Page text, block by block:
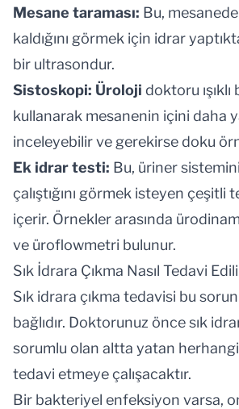
Mesane taraması: Bu,
kaldığını görmek için idrar
bir ultrasondur.
Sistoskopi: Üroloji doktoru ışıklı
kullanarak mesanenin içini daha
inceleyebilir ve gerekirse doku
Ek idrar testi: Bu, üriner
çalıştığını görmek isteyen çeşitli
içerir. Örnekler arasında
ve üroflowmetri bulunur.
Sık İdrara Çıkma Nasıl Tedavi
Sık idrara çıkma tedavisi bu
bağlıdır. Doktorunuz önce sık
sorumlu olan altta yatan
tedavi etmeye çalışacaktır.
Bir bakteriyel enfeksiyon varsa,